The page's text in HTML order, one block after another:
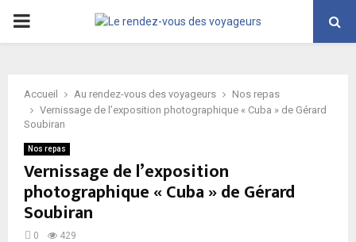
PRIMARY
Accueil Au rendez-vous des voyageurs
Nos repas
Vernissage de l’exposition photographique « Cuba » de Gérard
Soubiran
Nos repas
Vernissage de l’exposition
photographique « Cuba » de Gérard
Soubiran
0 429